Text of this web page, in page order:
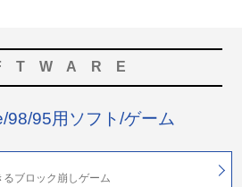
98/95用ソフト/ゲーム
ブロック崩しゲーム